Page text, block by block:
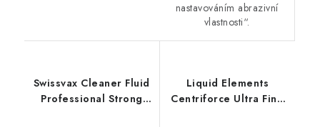
nastavováním abrazivní
vlastnosti“.
Swissvax Cleaner Fluid
Professional Strong
Liquid Elements
Centriforce Ultra Fine